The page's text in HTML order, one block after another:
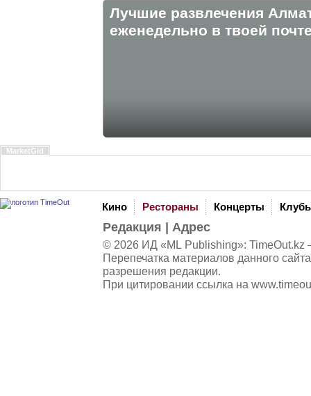
Лучшие развлечения
eженедельно в твоей
MarketGid
Кино Рестораны Концерты
Редакция Адрес
© 2026 ИД «ML Publishing»: TimeOut.kz
Перепечатка материалов данного
разрешения редакции.
При цитировании ссылка на